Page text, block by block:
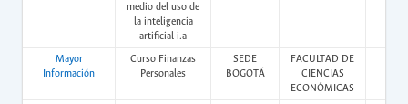
medio del uso de
la inteligencia
artificial i.a
Mayor
Información
Curso Finanzas
Personales
SEDE
BOGOTÁ
FACULTAD DE
CIENCIAS
ECONÓMICAS